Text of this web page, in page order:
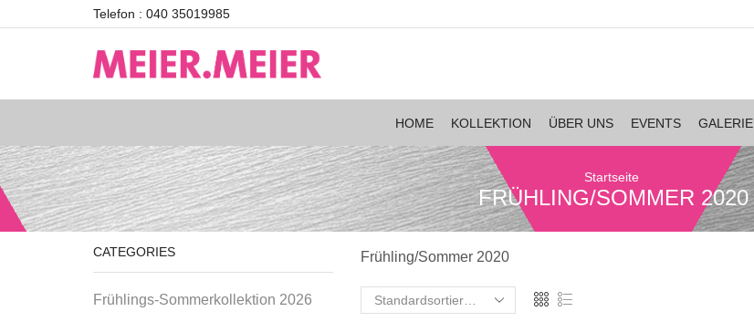
Telefon : 040 35019985
HOME KOLLEKTION ÜBER UNS EVENTS GALERIE
Startseite
FRÜHLING/SOMMER 2020
Frühling/Sommer 2020
CATEGORIES
Frühlings-Sommerkollektion 2026